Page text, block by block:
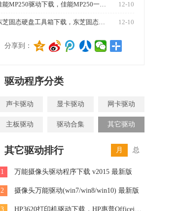
12-10
佳能MP250驱动下载，佳能MP250一体机驱动 v2016 官方最新版
12-10
东芝固态硬盘工具箱下载，东芝固态硬盘工具箱 v3.00 最新版
分享到：
驱动程序分类
声卡驱动 显卡驱动 网卡驱动
主板驱动 驱动合集 其它驱动
其它驱动排行 月 总
1 万能摄像头驱动程序下载 v2015 最新版
2 摄像头万能驱动(win7/win8/win10) 最新版
3 HP3620打印机驱动下载，HP惠普Officejet Pro 3620一体机驱动 v32.2 官方版